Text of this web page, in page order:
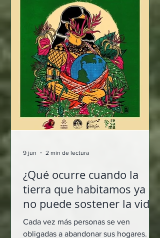
en evidencia los límites de esa
promesa. Frente a incendios cada vez
más devastadores, sequías
prolongadas, contaminación y pérdida
de biodiversidad, el mundo enfren
¿Qué ocurre cuando la
tierra que habitamos ya
no puede sostener la vida?
Encuentro abordará las
conexiones entre
Cada vez más personas se ven
obligadas a abandonar sus hogares.
9 jun 2 min de lectura